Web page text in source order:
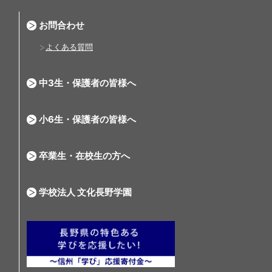
お問合わせ
よくある質問
中3生・保護者の皆様へ
小6生・保護者の皆様へ
卒業生・在校生の方へ
学校法人 文化長野学園